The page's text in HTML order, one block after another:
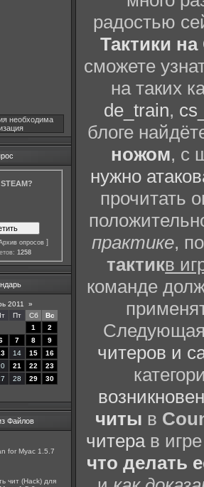
необходима
опросов ]
1258
2011
»
Пт Сб
Вс
1
2
7 8
9
14 15
16
21 22
23
28 29
30
Файлов
for Myac 1.5.7
чит (Hack) для
радостью
Тактики
сможете
на таких
de_train,
блоге
ножом, с
нужно
прочитать
практике,
тактикв
команде
Следующая
читеров и
читы в
читерав
что делать